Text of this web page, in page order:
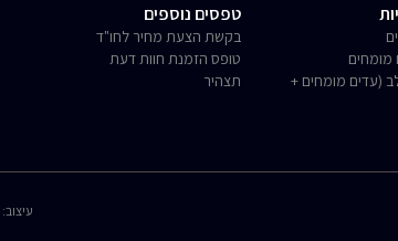
מומחים
(עדים מומחים +
טפסים נוספים
בקשת הצעת מחיר לחו"ד
טופס הזמנת חוות דעת
תצהיר
:עיצוב